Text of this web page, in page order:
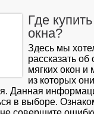
Где
окна?
Здесь мы
рассказать об
мягких окон и
из которых они
Данная
в выборе.